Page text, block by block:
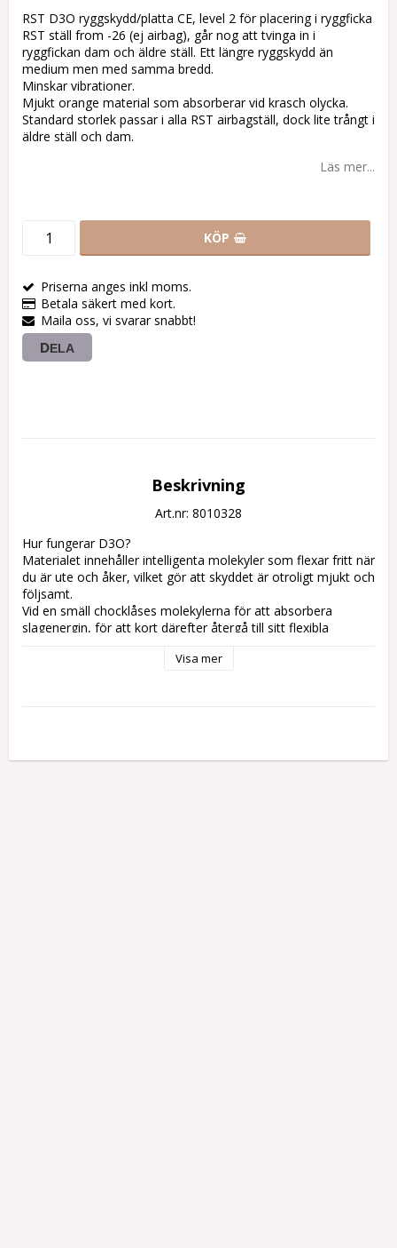
RST D3O ryggskydd/platta CE, level 2 för placering i ryggficka
RST ställ from -26 (ej airbag), går nog att tvinga in i
ryggfickan dam och äldre ställ. Ett längre ryggskydd än
medium men med samma bredd.
Minskar vibrationer.
Mjukt orange material som absorberar vid krasch olycka.
Standard storlek passar i alla RST airbagställ, dock lite trångt i
äldre ställ och dam.
Läs mer...
KÖP
Priserna anges inkl moms.
Betala säkert med kort.
Maila oss, vi svarar snabbt!
DELA
Beskrivning
Art.nr: 8010328
Hur fungerar D3O?
Materialet innehåller intelligenta molekyler som flexar fritt när
du är ute och åker, vilket gör att skyddet är otroligt mjukt och
följsamt.
Vid en smäll chocklåses molekylerna för att absorbera
slagenergin, för att kort därefter återgå till sitt flexibla
Vibrationsdämpande med komfort, flexibilitet och trygghet i
Visa mer